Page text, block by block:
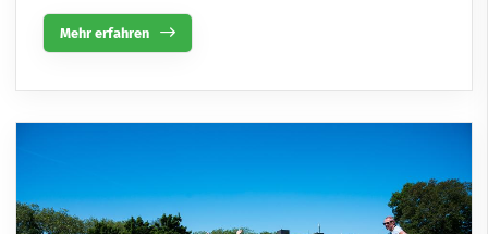
Mehr erfahren